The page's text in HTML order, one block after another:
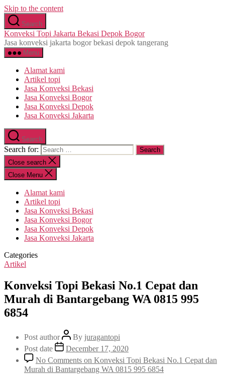
Skip to the content
Search
Konveksi Topi Jakarta Bekasi Depok Bogor
Jasa konveksi jakarta bogor bekasi depok tangerang
Menu
Alamat kami
Artikel topi
Jasa Konveksi Bekasi
Jasa Konveksi Bogor
Jasa Konveksi Depok
Jasa Konveksi Jakarta
Search
Search for:
Close search
Close Menu
Alamat kami
Artikel topi
Jasa Konveksi Bekasi
Jasa Konveksi Bogor
Jasa Konveksi Depok
Jasa Konveksi Jakarta
Categories
Artikel
Konveksi Topi Bekasi No.1 Cepat dan
Murah di Bantargebang WA 0815 995
6854
Post author By juragantopi
Post date
December 17, 2020
No Comments on Konveksi Topi Bekasi No.1 Cepat dan
Murah di Bantargebang WA 0815 995 6854